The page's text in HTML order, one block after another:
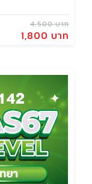
4,500 บาท
1,800 บาท